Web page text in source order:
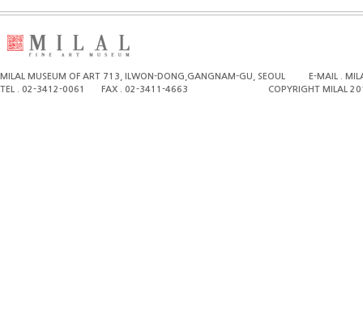
MILAL MUSEUM OF ART 713, ILWON-DONG,GANGNAM-GU, SEOUL
E-MAIL .
TEL . 02-3412-0061
FAX . 02-3411-4663 COPYRIGHT MILAL